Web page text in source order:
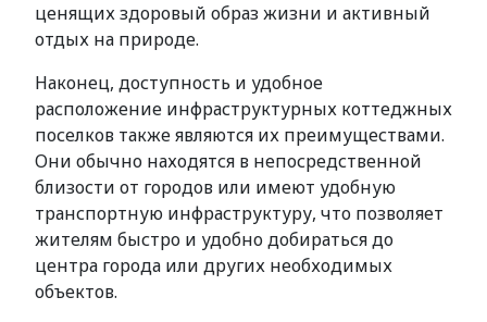
ценящих здоровый образ жизни и активный
отдых на природе.
Наконец, доступность и удобное
расположение инфраструктурных коттеджных
поселков также являются их преимуществами.
Они обычно находятся в непосредственной
близости от городов или имеют удобную
транспортную инфраструктуру, что позволяет
жителям быстро и удобно добираться до
центра города или других необходимых
объектов.